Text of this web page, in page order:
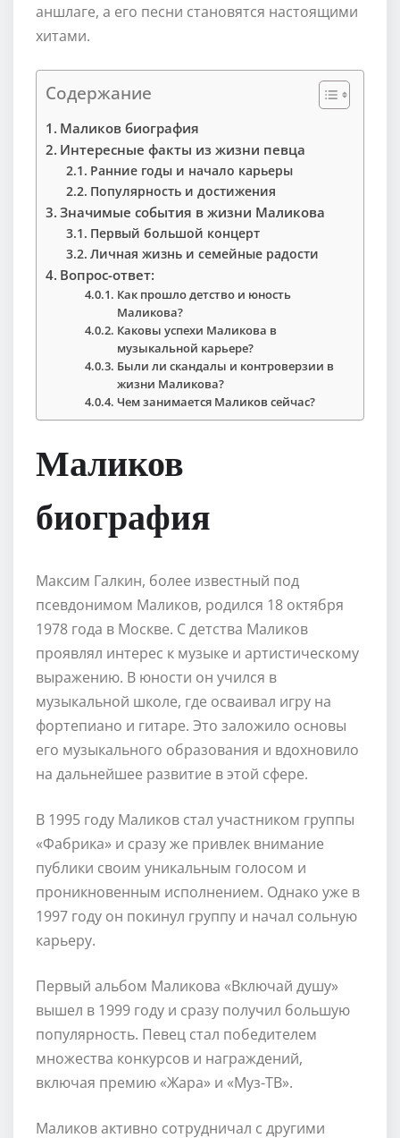
аншлаге, а его песни становятся настоящими
хитами.
Содержание
Маликов биография
Интересные факты из жизни певца
Ранние годы и начало карьеры
Популярность и достижения
Значимые события в жизни Маликова
Первый большой концерт
Личная жизнь и семейные радости
Вопрос-ответ:
Как прошло детство и юность
Маликова?
Каковы успехи Маликова в
музыкальной карьере?
Были ли скандалы и контроверзии в
жизни Маликова?
Чем занимается Маликов сейчас?
Маликов
биография
Максим Галкин, более известный под
псевдонимом Маликов, родился 18 октября
1978 года в Москве. С детства Маликов
проявлял интерес к музыке и артистическому
выражению. В юности он учился в
музыкальной школе, где осваивал игру на
фортепиано и гитаре. Это заложило основы
его музыкального образования и вдохновило
на дальнейшее развитие в этой сфере.
В 1995 году Маликов стал участником группы
«Фабрика» и сразу же привлек внимание
публики своим уникальным голосом и
проникновенным исполнением. Однако уже в
1997 году он покинул группу и начал сольную
карьеру.
Первый альбом Маликова «Включай душу»
вышел в 1999 году и сразу получил большую
популярность. Певец стал победителем
множества конкурсов и награждений,
включая премию «Жара» и «Муз-ТВ».
Маликов активно сотрудничал с другими